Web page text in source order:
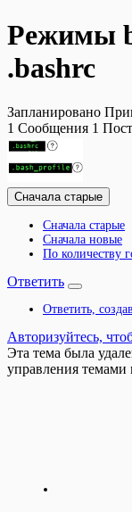
Режимы
.bashrc
Запланировано
1 Сообщения 1
Сначала старые
Сначала старые
Сначала новые
По количеству
Ответить
Ответить,
Авторизуйтесь,
Эта тема была
управления темами